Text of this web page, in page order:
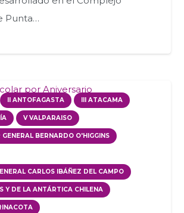
Punta…
II ANTOFAGASTA III ATACAMA
V VALPARAISO
BERNARDO O'HIGGINS
CARLOS IBÁÑEZ DEL CAMPO
Y DE LA ANTÁRTICA CHILENA